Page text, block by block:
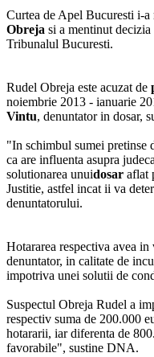
Curtea de Apel Bucuresti i-
Obreja si a mentinut decizia
Tribunalul Bucuresti.
Rudel Obreja este acuzat de
noiembrie 2013 - ianuarie
Vintu, denuntator in dosar,
"In schimbul sumei pretinse
ca are influenta asupra
solutionarea unuidosar aflat
Justitie, astfel incat ii va
denuntatorului.
Hotararea respectiva avea
denuntator, in calitate de
impotriva unei solutii de
Suspectul Obreja Rudel a
respectiv suma de 200.000
hotararii, iar diferenta de
favorabile", sustine DNA.